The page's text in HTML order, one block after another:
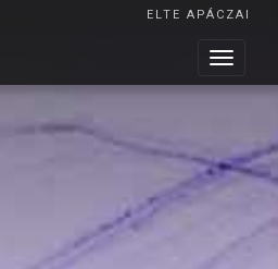
ELTE APÁCZAI